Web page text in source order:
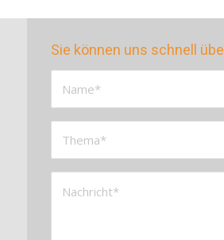
Sie können uns schnell